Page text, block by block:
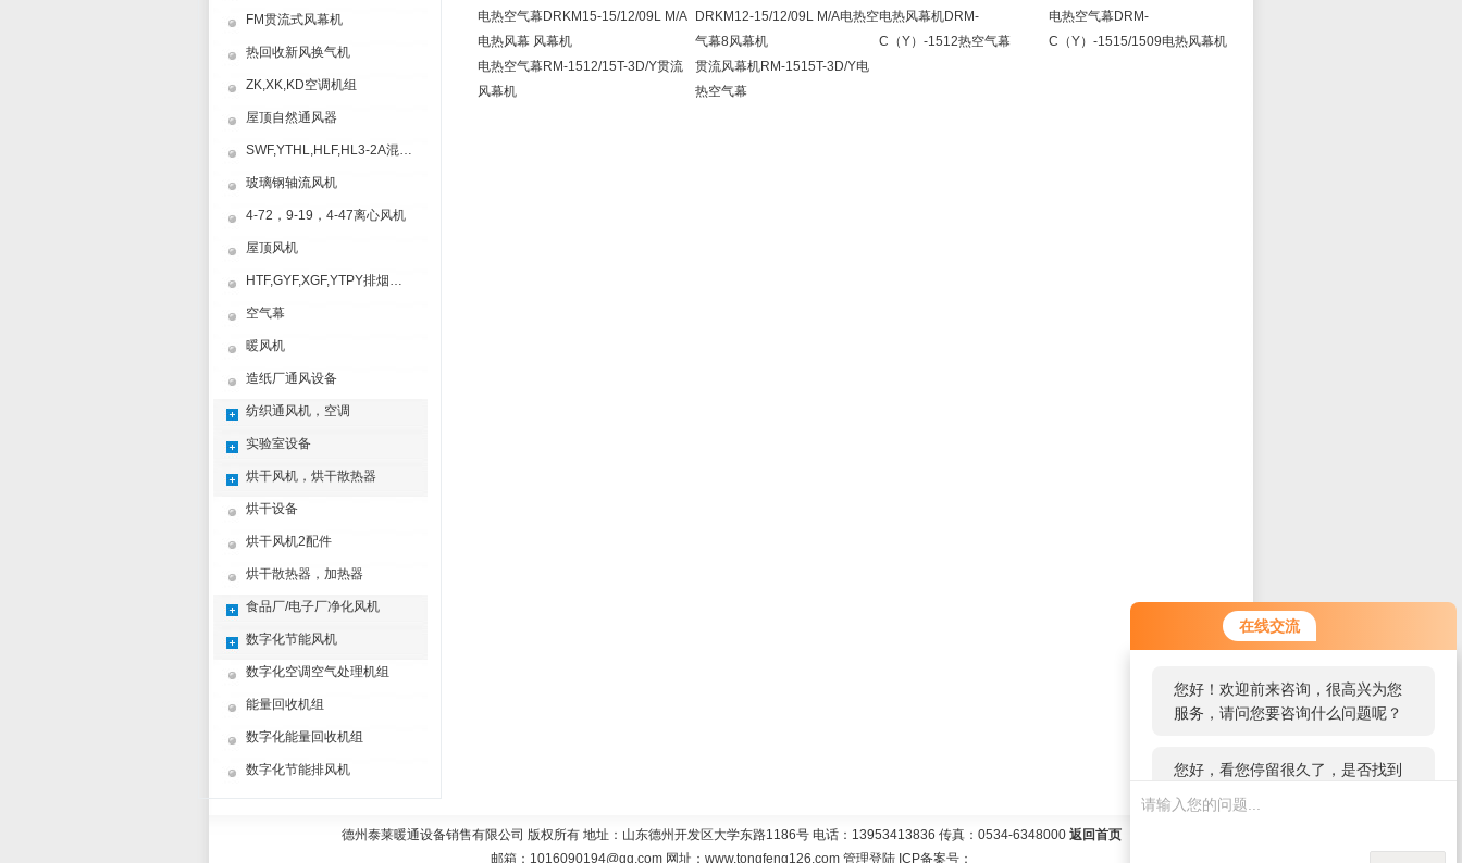
在线交流
您好！欢迎前来咨询，很高兴为您
服务，请问您要咨询什么问题呢？
您好，看您停留很久了，是否找到
了需求产品，您可以直接在线与我
FM贯流式风幕机
热回收新风换气机
ZK,XK,KD空调机组
屋顶自然通风器
SWF,YTHL,HLF,HL3-2A混流风机
玻璃钢轴流风机
4-72，9-19，4-47离心风机
屋顶风机
HTF,GYF,XGF,YTPY排烟风机
空气幕
暖风机
造纸厂通风设备
纺织通风机，空调
实验室设备
烘干风机，烘干散热器
烘干设备
烘干风机2配件
烘干散热器，加热器
食品厂/电子厂净化风机
数字化节能风机
数字化空调空气处理机组
能量回收机组
数字化能量回收机组
数字化节能排风机
电热空气幕DRKM15-15/12/09L M/A
电热风幕 风幕机
DRKM12-15/12/09L M/A电热空
气幕8风幕机
电热风幕机DRM-
C（Y）-1512热空气幕
电热空气幕DRM-
C（Y）-1515/1509电热风幕机
电热空气幕RM-1512/15T-3D/Y贯流
风幕机
贯流风幕机RM-1515T-3D/Y电
热空气幕
德州泰莱暖通设备销售有限公司 版权所有 地址：山东德州开发区大学东路1186号 电话：13953413836 传真：0534-6348000 返回首页
邮箱： 1016090194@qq.com网址： www.tongfeng126.com 管理登陆ICP备案号：